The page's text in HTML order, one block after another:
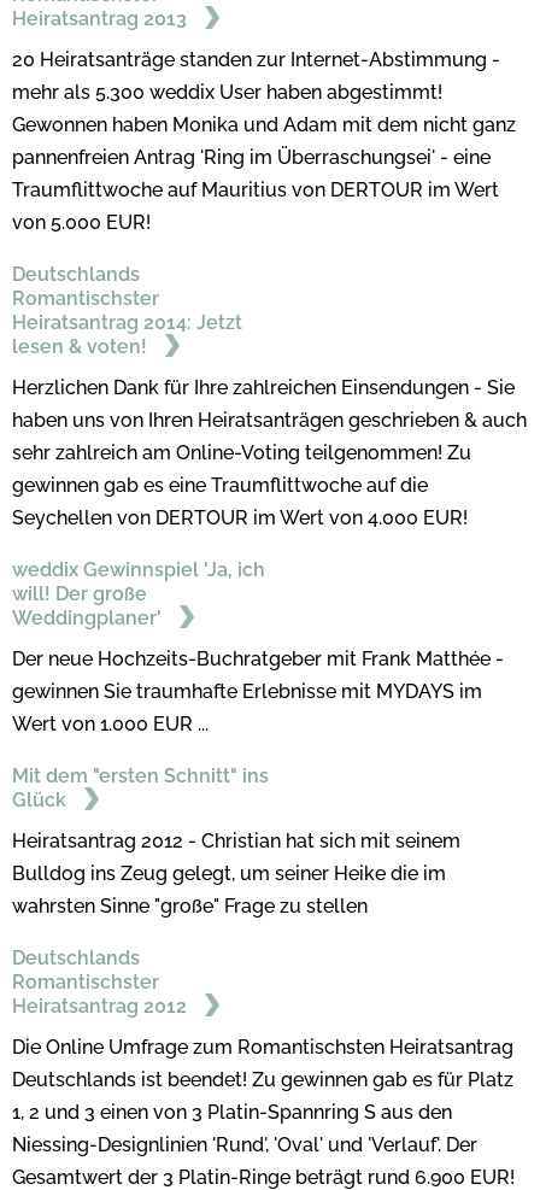
Heiratsantrag 2013
20 Heiratsanträge standen zur Internet-Abstimmung -
mehr als 5.300 weddix User haben abgestimmt!
Gewonnen haben Monika und Adam mit dem nicht ganz
pannenfreien Antrag 'Ring im Überraschungsei' - eine
Traumflittwoche auf Mauritius von DERTOUR im Wert
von 5.000 EUR!
Deutschlands
Romantischster
Heiratsantrag 2014: Jetzt
lesen & voten!
Herzlichen Dank für Ihre zahlreichen Einsendungen - Sie
haben uns von Ihren Heiratsanträgen geschrieben & auch
sehr zahlreich am Online-Voting teilgenommen! Zu
gewinnen gab es eine Traumflittwoche auf die
Seychellen von DERTOUR im Wert von 4.000 EUR!
weddix Gewinnspiel 'Ja, ich
will! Der große
Weddingplaner'
Der neue Hochzeits-Buchratgeber mit Frank Matthée -
gewinnen Sie traumhafte Erlebnisse mit MYDAYS im
Wert von 1.000 EUR ...
Mit dem "ersten Schnitt" ins
Glück
Heiratsantrag 2012 - Christian hat sich mit seinem
Bulldog ins Zeug gelegt, um seiner Heike die im
wahrsten Sinne "große" Frage zu stellen
Deutschlands
Romantischster
Heiratsantrag 2012
Die Online Umfrage zum Romantischsten Heiratsantrag
Deutschlands ist beendet! Zu gewinnen gab es für Platz
1, 2 und 3 einen von 3 Platin-Spannring S aus den
Niessing-Designlinien 'Rund', 'Oval' und 'Verlauf'. Der
Gesamtwert der 3 Platin-Ringe beträgt rund 6.900 EUR!